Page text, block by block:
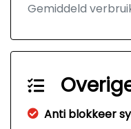
Gemiddeld
Anti blokkeer